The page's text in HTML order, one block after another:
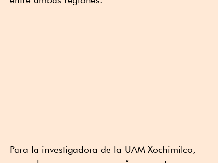
Para la investigadora de la UAM Xochimilco,